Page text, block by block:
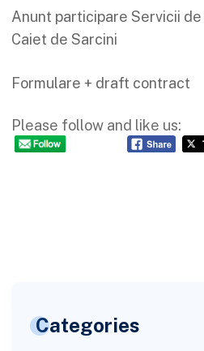
Anunt participare Servicii
Caiet de Sarcini
Formulare + draft contract
Please follow and like us:
Categories